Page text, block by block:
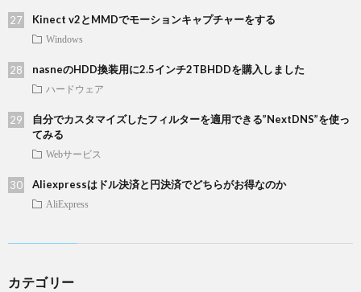
Kinect v2とMMDでモーションキャプチャーをする
Windows
nasneのHDD換装用に2.5インチ2TBHDDを購入しました
ハードウェア
自分でカスタマイズしたフィルターを適用できる”NextDNS”を使っ
てみる
Webサービス
Aliexpressはドル決済と円決済でどちらがお得なのか
AliExpress
カテゴリー